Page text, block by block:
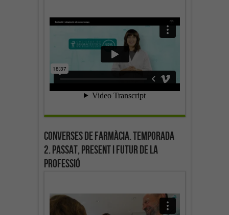
Converses de farmàcia. Temporada
2. Passat, present i futur de la
professió